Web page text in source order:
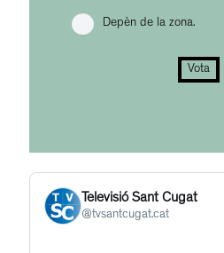
Depèn de la zona.
Vota
Televisió Sant Cugat
@tvsantcugat.cat